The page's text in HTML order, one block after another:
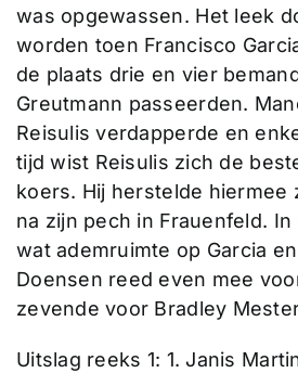
was opgewassen. Het leek
worden toen Francisco
de plaats drie en vier
Greutmann passeerden.
Reisulis verdapperde en
tijd wist Reisulis zich de
koers. Hij herstelde hiermee
na zijn pech in Frauenfeld.
wat ademruimte op Garcia
Doensen reed even mee
zevende voor Bradley
Uitslag reeks 1: 1. Janis